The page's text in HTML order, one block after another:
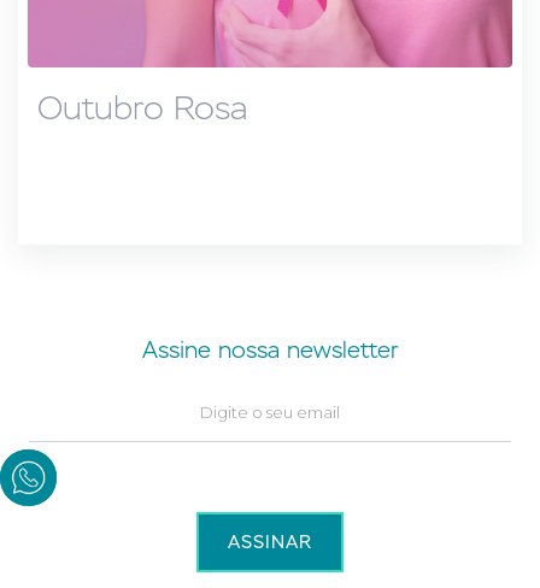
Outubro Rosa
Assine nossa newsletter